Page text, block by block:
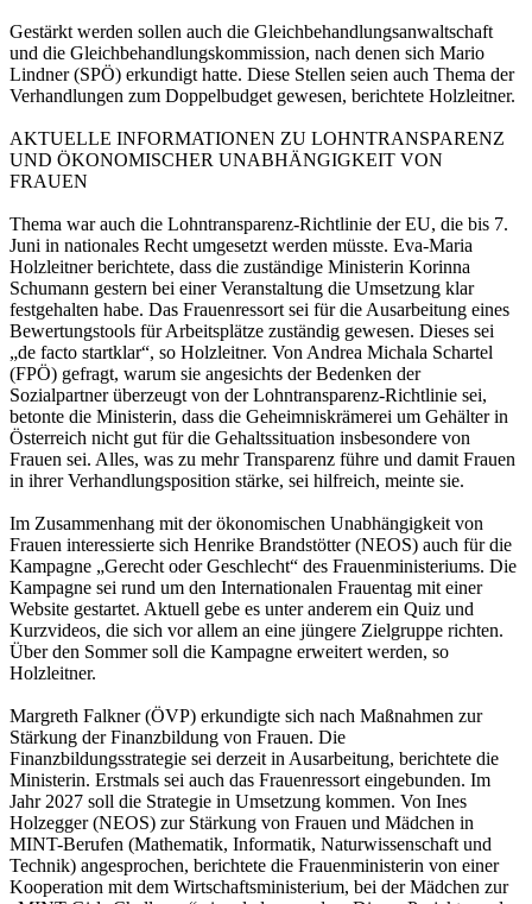
Gestärkt werden sollen auch die Gleichbehandlungsanwaltschaft
und die Gleichbehandlungskommission, nach denen sich Mario
Lindner (SPÖ) erkundigt hatte. Diese Stellen seien auch Thema der
Verhandlungen zum Doppelbudget gewesen, berichtete Holzleitner.
AKTUELLE INFORMATIONEN ZU LOHNTRANSPARENZ
UND ÖKONOMISCHER UNABHÄNGIGKEIT VON
FRAUEN
Thema war auch die Lohntransparenz-Richtlinie der EU, die bis 7.
Juni in nationales Recht umgesetzt werden müsste. Eva-Maria
Holzleitner berichtete, dass die zuständige Ministerin Korinna
Schumann gestern bei einer Veranstaltung die Umsetzung klar
festgehalten habe. Das Frauenressort sei für die Ausarbeitung eines
Bewertungstools für Arbeitsplätze zuständig gewesen. Dieses sei
„de facto startklar“, so Holzleitner. Von Andrea Michala Schartel
(FPÖ) gefragt, warum sie angesichts der Bedenken der
Sozialpartner überzeugt von der Lohntransparenz-Richtlinie sei,
betonte die Ministerin, dass die Geheimniskrämerei um Gehälter in
Österreich nicht gut für die Gehaltssituation insbesondere von
Frauen sei. Alles, was zu mehr Transparenz führe und damit Frauen
in ihrer Verhandlungsposition stärke, sei hilfreich, meinte sie.
Im Zusammenhang mit der ökonomischen Unabhängigkeit von
Frauen interessierte sich Henrike Brandstötter (NEOS) auch für die
Kampagne „Gerecht oder Geschlecht“ des Frauenministeriums. Die
Kampagne sei rund um den Internationalen Frauentag mit einer
Website gestartet. Aktuell gebe es unter anderem ein Quiz und
Kurzvideos, die sich vor allem an eine jüngere Zielgruppe richten.
Über den Sommer soll die Kampagne erweitert werden, so
Holzleitner.
Margreth Falkner (ÖVP) erkundigte sich nach Maßnahmen zur
Stärkung der Finanzbildung von Frauen. Die
Finanzbildungsstrategie sei derzeit in Ausarbeitung, berichtete die
Ministerin. Erstmals sei auch das Frauenressort eingebunden. Im
Jahr 2027 soll die Strategie in Umsetzung kommen. Von Ines
Holzegger (NEOS) zur Stärkung von Frauen und Mädchen in
MINT-Berufen (Mathematik, Informatik, Naturwissenschaft und
Technik) angesprochen, berichtete die Frauenministerin von einer
Kooperation mit dem Wirtschaftsministerium, bei der Mädchen zur